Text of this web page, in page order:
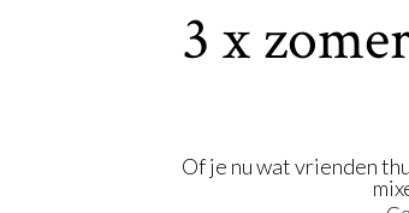
3 x
Of je nu wat vrienden